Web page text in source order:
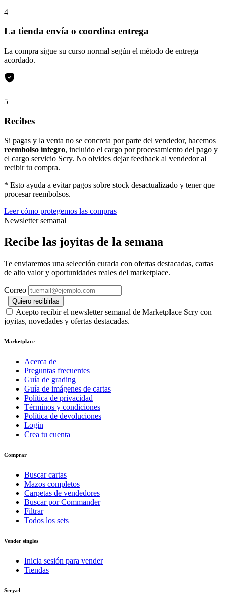
4
La tienda envía o coordina entrega
La compra sigue su curso normal según el método de entrega
acordado.
5
Recibes
Si pagas y la venta no se concreta por parte del vendedor, hacemos
reembolso íntegro, incluido el cargo por procesamiento del pago y
el cargo servicio Scry. No olvides dejar feedback al vendedor al
recibir tu compra.
* Esto ayuda a evitar pagos sobre stock desactualizado y tener que
procesar reembolsos.
Leer cómo protegemos las compras
Newsletter semanal
Recibe las joyitas de la semana
Te enviaremos una selección curada con ofertas destacadas, cartas
de alto valor y oportunidades reales del marketplace.
Correo
Quiero recibirlas
Acepto recibir el newsletter semanal de Marketplace Scry con
joyitas, novedades y ofertas destacadas.
Marketplace
Acerca de
Preguntas frecuentes
Guía de grading
Guía de imágenes de cartas
Política de privacidad
Términos y condiciones
Política de devoluciones
Login
Crea tu cuenta
Comprar
Buscar cartas
Mazos completos
Carpetas de vendedores
Buscar por Commander
Filtrar
Todos los sets
Vender singles
Inicia sesión para vender
Tiendas
Scry.cl